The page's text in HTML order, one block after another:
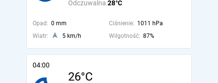
Odczuwalna 28°C
Opad: 0 mm Ciśnienie: 1011 hPa
Wiatr:
5 km/h Wilgotność: 87%
04:00
26°C